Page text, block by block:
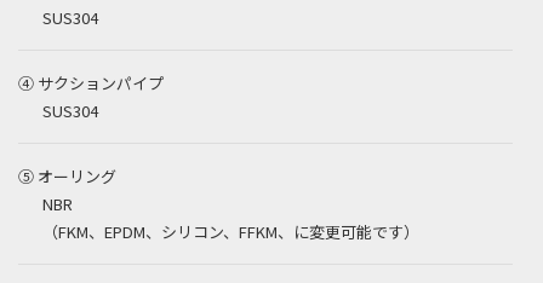
SUS304
④ サクションパイプ
SUS304
⑤ オーリング
NBR
（FKM、EPDM、シリコン、FFKM、に変更可能です）